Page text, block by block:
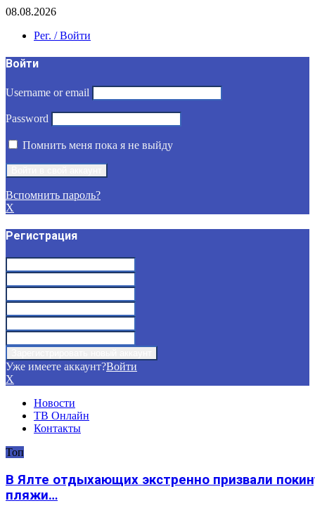
08.08.2026
Рег. / Войти
Войти
Username or email
Password
Помнить меня пока я не выйду
Вспомнить пароль?
X
Регистрация
Уже имеете аккаунт?Войти
X
Новости
ТВ Онлайн
Контакты
Топ
В Ялте отдыхающих экстренно призвали
пляжи…